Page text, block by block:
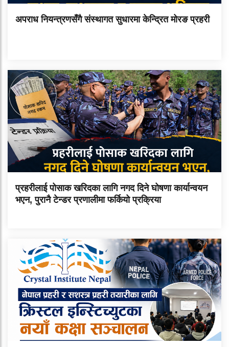
अपराध नियन्त्रणसँगै संस्थागत सुधारमा केन्द्रित मोरङ प्रहरी
प्रहरीलाई पोसाक खरिदका लागि नगद दिने घोषणा कार्यान्वयन
भएन, पुरानै टेन्डर प्रणालीमा फर्कियो प्रक्रिया